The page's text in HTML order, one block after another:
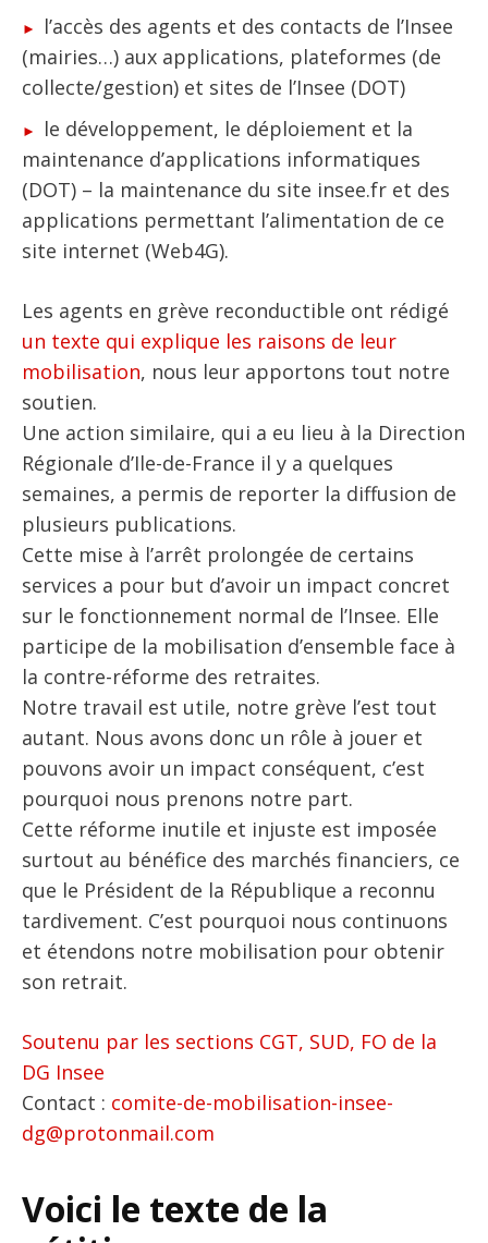
l’accès des agents et des contacts de l’Insee
(mairies…) aux applications, plateformes (de
collecte/gestion) et sites de l’Insee (DOT)
le développement, le déploiement et la
maintenance d’applications informatiques
(DOT) – la maintenance du site insee.fr et des
applications permettant l’alimentation de ce
site internet (Web4G).
Les agents en grève reconductible ont rédigé
un texte qui explique les raisons de leur
mobilisation, nous leur apportons tout notre
soutien.
Une action similaire, qui a eu lieu à la Direction
Régionale d’Ile-de-France il y a quelques
semaines, a permis de reporter la diffusion de
plusieurs publications.
Cette mise à l’arrêt prolongée de certains
services a pour but d’avoir un impact concret
sur le fonctionnement normal de l’Insee. Elle
participe de la mobilisation d’ensemble face à
la contre-réforme des retraites.
Notre travail est utile, notre grève l’est tout
autant. Nous avons donc un rôle à jouer et
pouvons avoir un impact conséquent, c’est
pourquoi nous prenons notre part.
Cette réforme inutile et injuste est imposée
surtout au bénéfice des marchés financiers, ce
que le Président de la République a reconnu
tardivement. C’est pourquoi nous continuons
et étendons notre mobilisation pour obtenir
son retrait.
Soutenu par les sections CGT, SUD, FO de la
DG Insee
Contact : comite-de-mobilisation-insee-
dg@protonmail.com
Voici le texte de la